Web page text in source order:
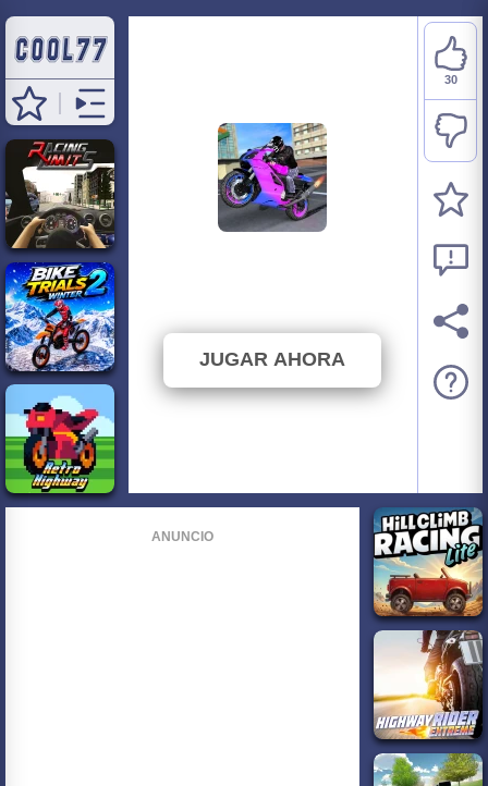
JUGAR AHORA
30
ANUNCIO